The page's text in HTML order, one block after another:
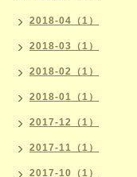
2018-04（1）
2018-03（1）
2018-02（1）
2018-01（1）
2017-12（1）
2017-11（1）
2017-10（1）